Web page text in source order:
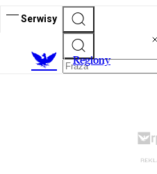
Serwisy
Regiony